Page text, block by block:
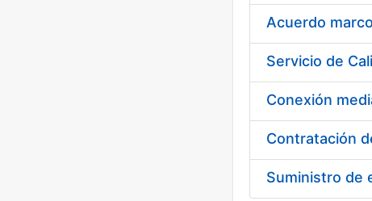
Acuerdo
Suministro de